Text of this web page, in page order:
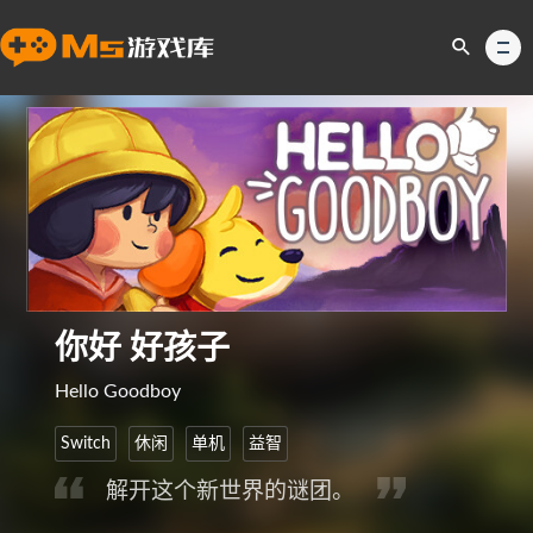
你好 好孩子
Hello Goodboy
Switch 休闲 单机 益智
解开这个新世界的谜团。